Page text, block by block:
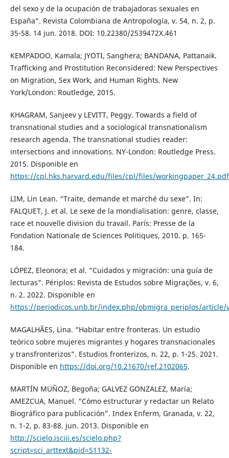
del sexo y de la ocupación de trabajadoras sexuales en
España”. Revista Colombiana de Antropología, v. 54, n. 2, p.
35-58. 14 jun. 2018. DOI: 10.22380/2539472X.461
KEMPADOO, Kamala; JYOTI, Sanghera; BANDANA, Pattanaik.
Trafficking and Prostitution Reconsidered: New Perspectives
on Migration, Sex Work, and Human Rights. New
York/London: Routledge, 2015.
KHAGRAM, Sanjeev y LEVITT, Peggy. Towards a field of
transnational studies and a sociological transnationalism
research agenda. The transnational studies reader:
intersections and innovations. NY-London: Routledge Press.
2015. Disponible en
https://cpl.hks.harvard.edu/files/cpl/files/workingpaper_24.pdf
LIM, Lin Lean. “Traite, demande et marché du sexe”. In:
FALQUET, J. et al. Le sexe de la mondialisation: genre, classe,
race et nouvelle division du travail. París: Presse de la
Fondation Nationale de Sciences Politiques, 2010. p. 165-
184.
LÓPEZ, Eleonora; et al. “Cuidados y migración: una guía de
lecturas". Périplos: Revista de Estudos sobre Migrações, v. 6,
n. 2. 2022. Disponible en
https://periodicos.unb.br/index.php/obmigra_periplos/article/
MAGALHÃES, Lina. “Habitar entre fronteras. Un estudio
teórico sobre mujeres migrantes y hogares transnacionales
y transfronterizos”. Estudios fronterizos, n. 22, p. 1-25. 2021.
Disponible en https://doi.org/10.21670/ref.2102065.
MARTÍN MUÑOZ, Begoña; GALVEZ GONZALEZ, María;
AMEZCUA, Manuel. “Cómo estructurar y redactar un Relato
Biográfico para publicación”. Index Enferm, Granada, v. 22,
n. 1-2, p. 83-88. jun. 2013. Disponible en
http://scielo.isciii.es/scielo.php?
script=sci_arttext&pid=S1132-